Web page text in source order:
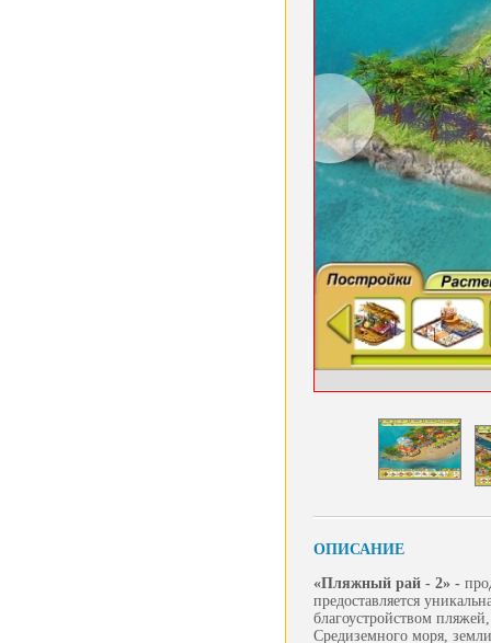
ОПИСАНИЕ
«Пляжный рай - 2» -
предоставляется
благоустройством
Средиземного моря,